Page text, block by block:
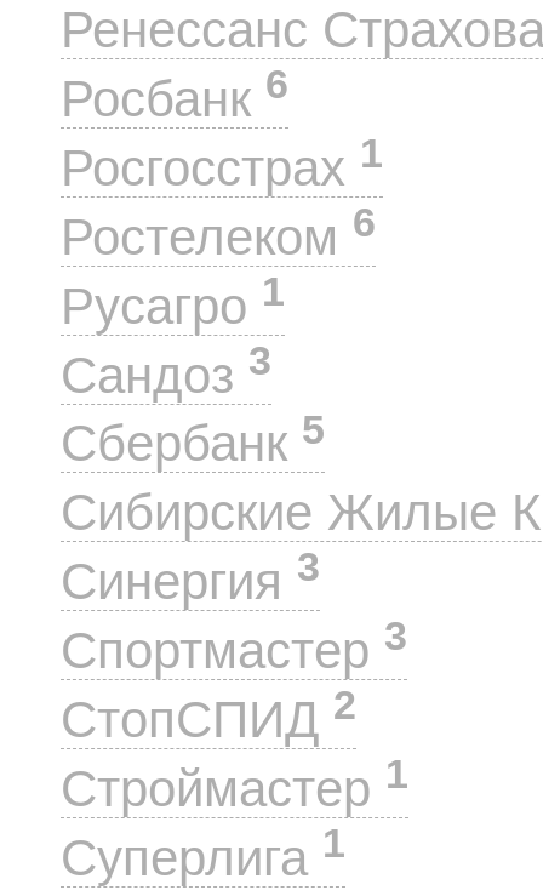
Ренессанс
Росбанк 6
Росгосстрах 1
Ростелеком 6
Русагро 1
Сандоз 3
Сбербанк 5
Сибирские Жилые
Синергия 3
Спортмастер 3
СтопСПИД 2
Строймастер 1
Суперлига 1